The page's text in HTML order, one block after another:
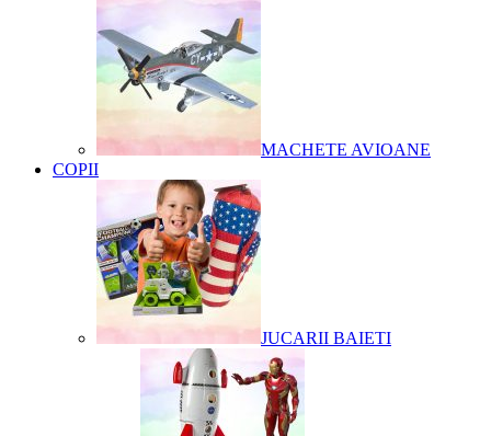
MACHETE AVIOANE
COPII
JUCARII BAIETI